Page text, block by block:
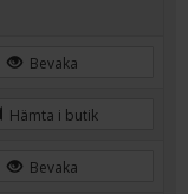
Bevaka
Hämta i butik
Bevaka